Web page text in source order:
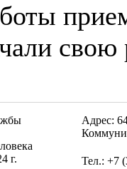
свою
г.
Адрес:
Тел.: +7